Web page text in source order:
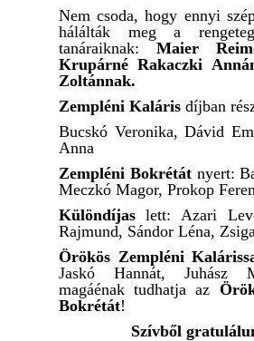
Nem csoda, hogy ennyi
hálálták meg a
tanáraiknak: Maier
Krupárné Rakaczki
Zoltánnak.
Zempléni Kalárisdíjban
Bucskó Veronika, Dávid
Anna
Zempléni Bokrétátnyert:
Meczkó Magor, Prokop
Különdíjaslett: Azari
Rajmund, Sándor Léna,
Örökös Zempléni
Jaskó Hannát, Juhász
magáénak tudhatja az
Bokrétát!
Szívből